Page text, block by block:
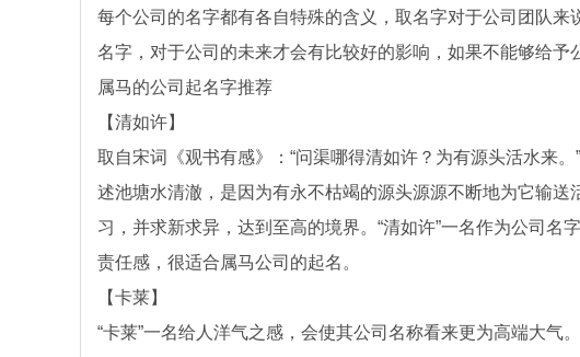
每个公司的名字都有各自特殊的含义，取名字对于公司团队
名字，对于公司的未来才会有比较好的影响，如果不能够给
属马的公司起名字推荐
【清如许】
取自宋词《观书有感》：“问渠哪得清如许？为有源头活水来
述池塘水清澈，是因为有永不枯竭的源头源源不断地为它输
习，并求新求异，达到至高的境界。“清如许”一名作为公司
责任感，很适合属马公司的起名。
【卡莱】
“卡莱”一名给人洋气之感，会使其公司名称看来更为高端大气